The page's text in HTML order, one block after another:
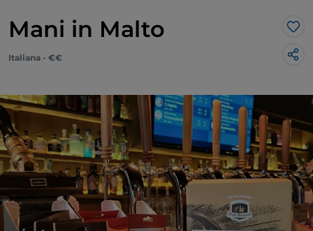
Mani in Malto
Italiana - €€